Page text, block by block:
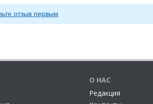
отзыв первым
О НАС
Редакция